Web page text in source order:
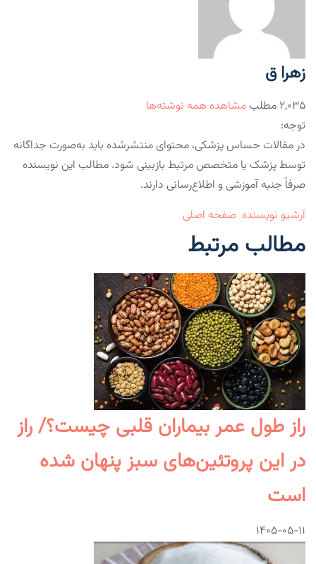
زهرا ق
۲,۰۳۵ مطلب
مشاهده همه نوشته‌ها
توجه:
در مقالات حساس پزشکی، محتوای منتشرشده باید به‌صورت جداگانه
توسط پزشک یا متخصص مرتبط بازبینی شود. مطالب این نویسنده
صرفاً جنبه آموزشی و اطلاع‌رسانی دارند.
آرشیو نویسنده صفحه اصلی
مطالب مرتبط
راز طول عمر بیماران قلبی چیست؟/ راز
در این پروتئین‌های سبز پنهان شده
است
۱۴۰۵-۰۵-۱۱